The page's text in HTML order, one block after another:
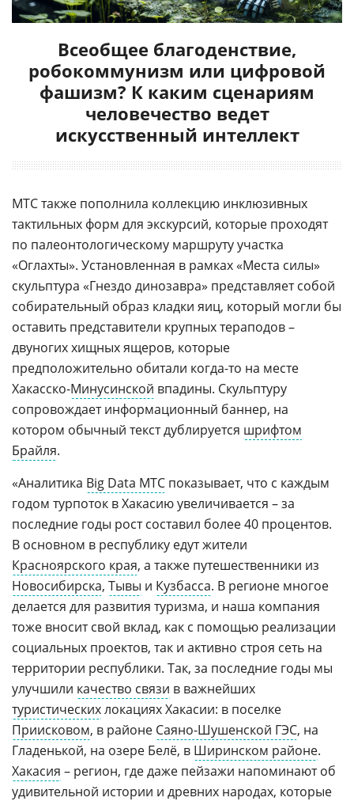
Всеобщее благоденствие,
робокоммунизм или цифровой
фашизм? К каким сценариям
человечество ведет
искусственный интеллект
МТС также пополнила коллекцию инклюзивных
тактильных форм для экскурсий, которые проходят
по палеонтологическому маршруту участка
«Оглахты». Установленная в рамках «Места силы»
скульптура «Гнездо динозавра» представляет собой
собирательный образ кладки яиц, который могли бы
оставить представители крупных тераподов –
двуногих хищных ящеров, которые
предположительно обитали когда-то на месте
Хакасско-Минусинской впадины. Скульптуру
сопровождает информационный баннер, на
котором обычный текст дублируется шрифтом
Брайля.
«Аналитика Big Data МТС показывает, что с каждым
годом турпоток в Хакасию увеличивается – за
последние годы рост составил более 40 процентов.
В основном в республику едут жители
Красноярского края, а также путешественники из
Новосибирска, Тывы и Кузбасса. В регионе многое
делается для развития туризма, и наша компания
тоже вносит свой вклад, как с помощью реализации
социальных проектов, так и активно строя сеть на
территории республики. Так, за последние годы мы
улучшили качество связи в важнейших
туристическихлокациях Хакасии: в поселке
Приисковом, в районе Саяно-Шушенской ГЭС, на
Гладенькой, на озере Белё, в Ширинском районе.
Хакасия – регион, где даже пейзажи напоминают об
удивительной истории и древних народах, которые